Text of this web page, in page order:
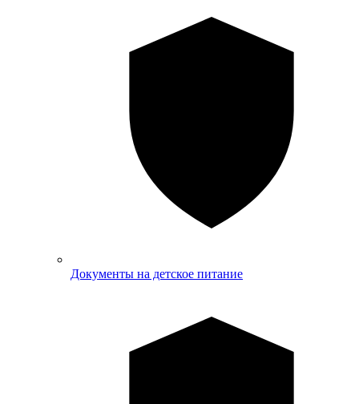
Документы на детское питание